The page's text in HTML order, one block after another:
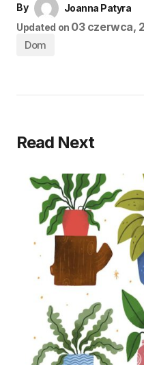
By
Joanna Patyra
Updated on 03 czerwca,
Dom
Read Next